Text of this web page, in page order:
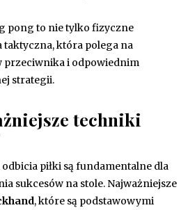
pong to nie tylko fizyczne
taktyczna, która polega na
i odpowiednim
strategii.
techniki
piłki są fundamentalne dla
sukcesów na stole. Najważniejsze
, które są podstawowymi